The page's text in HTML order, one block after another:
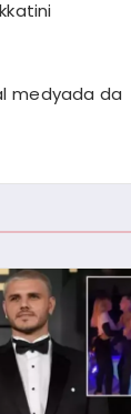
medyada da